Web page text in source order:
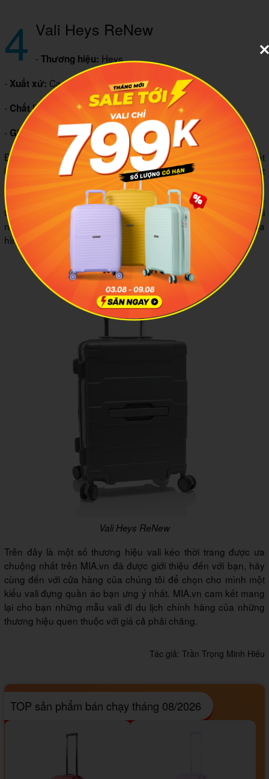
4 Vali Heys ReNew
- Thương hiệu: Heys
- Xuất xứ: Canada
- Chất liệu:
Nhựa tái chế
- Giá tham khảo:3.499.300 VND
Điểm ấn tượng nhất ở mẫu vali đựng đồ Heys ReNew là thiết
kế hiện đại và thân thiện với môi trường. Vali được làm từ vật
liệu tái chế nhưng vẫn đảm bảo độ bền và tính thẩm mỹ cao.
Màu xám than Charcoal sang trọng kết hợp chi tiết hoàn thiện
tinh tế khiến vali phù hợp với cả du lịch lẫn công tác. Khi trải
nghiệm, sự tiện lợi, nhẹ nhàng khi kéo vali trên nhiều loại địa
hình đã chinh phục được cả những khách hàng khó tính.
Vali Heys ReNew
Trên đây là một số thương hiệu vali kéo thời trang được ưa
chuộng nhất trên MIA.vn đã được giới thiệu đến với bạn, hãy
cùng đến với cửa hàng của chúng tôi để chọn cho mình một
kiểu vali đựng quần áo bạn ưng ý nhất. MIA.vn cam kết mang
lại cho bạn những mẫu vali đi du lịch chính hãng của những
thương hiệu quen thuộc với giá cả phải chăng.
Tác giả: Trần Trọng Minh Hiếu
TOP sản phẩm bán chạy tháng 08/2026